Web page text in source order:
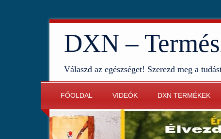
DXN –
Válaszd az egészséget! Szerezd meg a
FŐOLDAL VIDEÓK DXN TERMÉKEK